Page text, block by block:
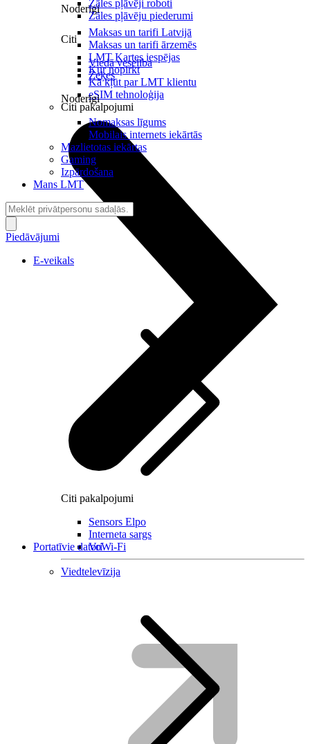
Noderīgi
Maksas un tarifi Latvijā
Maksas un tarifi ārzemēs
LMT Kartes iespējas
Kur nopirkt
Kā kļūt par LMT klientu
eSIM tehnoloģija
Citi pakalpojumi
Citi pakalpojumi
Sensors Elpo
Interneta sargs
VoWi-Fi
Viedtelevīzija
Zāles pļāvēji roboti
Zāles pļāvēju piederumi
Citi
Viedā veselība
Zeķes
Noderīgi
Nomaksas līgums
Mobilais internets iekārtās
Mazlietotas iekārtas
Gaming
Izpārdošana
Mans LMT
Piedāvājumi
E-veikals
Portatīvie datori